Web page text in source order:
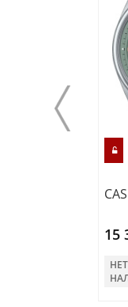
15